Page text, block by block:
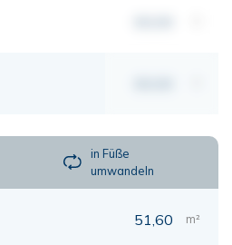
in Füße
umwandeln
51,60 m²